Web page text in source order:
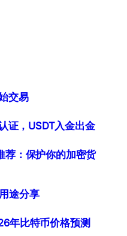
交易
证，USDT入金出金
荐：保护你的加密货
途分享
年比特币价格预测